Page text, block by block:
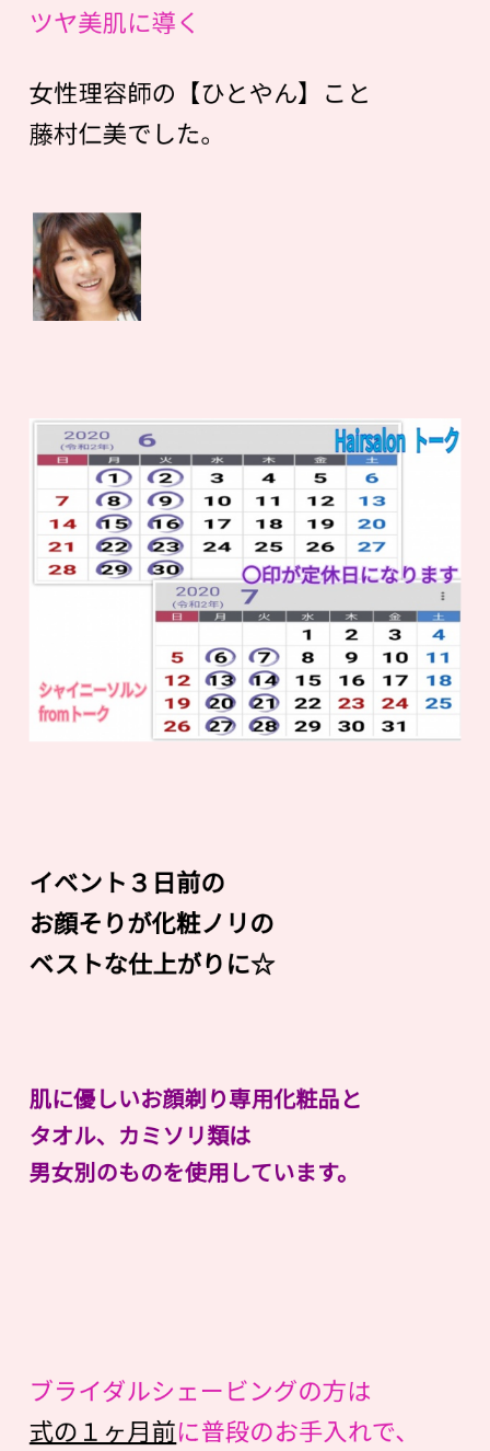
ツヤ美肌に導く
女性理容師の【ひとやん】こと
藤村仁美でした。
イベント３日前の
お顔そりが化粧ノリの
ベストな仕上がりに☆
肌に優しいお顔剃り専用化粧品と
タオル、カミソリ類は
男女別のものを使用しています。
ブライダルシェービングの方は
式の１ヶ月前に普段のお手入れで、